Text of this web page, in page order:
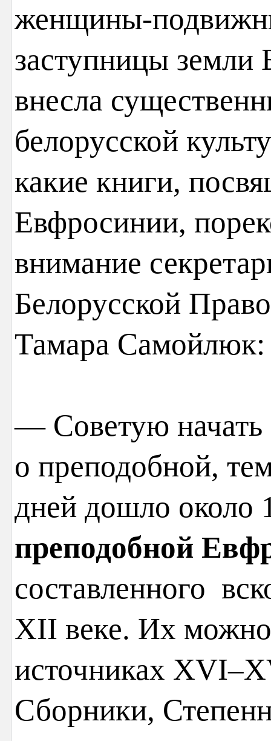
женщины-
заступницы земли
внесла
белорусской
какие книги,
Евфросинии,
внимание
Белорусской
Тамара Самойлюк:
— Советую начать
о преподобной,
дней дошло около
преподобной
составленного
XII веке. Их
источниках
Сборники,